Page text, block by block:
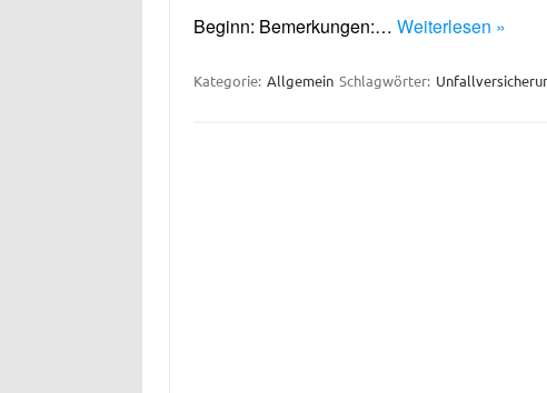
Beginn: Bemerkungen:… Weiterlesen »
Kategorie: Allgemein Schlagwörter: